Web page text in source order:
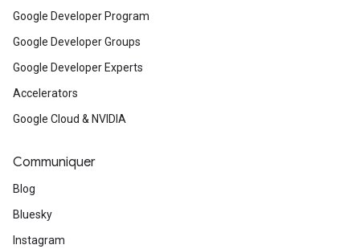
Google Developer Program
Google Developer Groups
Google Developer Experts
Accelerators
Google Cloud & NVIDIA
Communiquer
Blog
Bluesky
Instagram